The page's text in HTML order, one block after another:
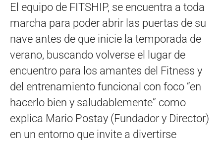
El equipo de FITSHIP, se encuentra a toda
marcha para poder abrir las puertas de su
nave antes de que inicie la temporada de
verano, buscando volverse el lugar de
encuentro para los amantes del Fitness y
del entrenamiento funcional con foco “en
hacerlo bien y saludablemente” como
explica Mario Postay (Fundador y Director)
en un entorno que invite a divertirse